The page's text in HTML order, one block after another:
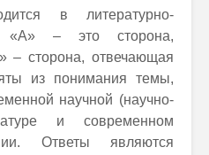
в литературно-
«А» – это сторона,
– сторона, отвечающая
из понимания темы,
научной (научно-
и современном
Ответы являются